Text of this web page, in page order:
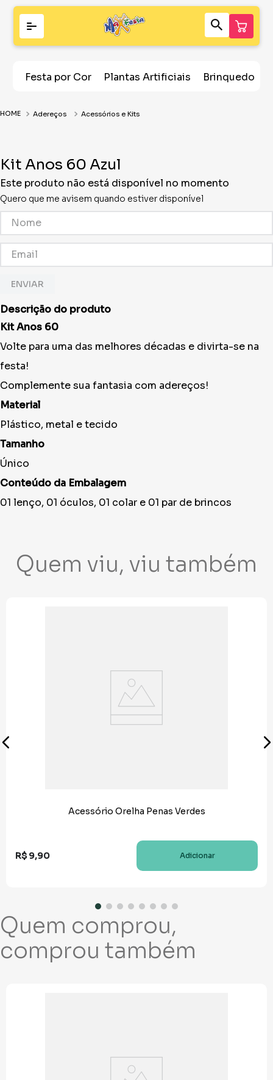
Festa por Cor Plantas Artificiais Brinquedos
Adereços Acessórios e Kits
Kit Anos 60 Azul
Este produto não está disponível no momento
Quero que me avisem quando estiver disponível
ENVIAR
Descrição do produto
Kit Anos 60
Volte para uma das melhores décadas e divirta-se na
festa!
Complemente sua fantasia com adereços!
Material
Plástico, metal e tecido
Tamanho
Único
Conteúdo da Embalagem
01 lenço, 01 óculos, 01 colar e 01 par de brincos
Quem viu, viu também
Acessório Orelha Penas Verdes
R$ 9,90 Adicionar
Quem comprou,
comprou também